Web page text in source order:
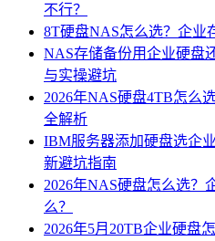
不行？
8T硬盘NAS怎么选？企业
NAS存储备份用企业硬盘
与实操避坑
2026年NAS硬盘4TB怎么
全解析
IBM服务器添加硬盘选企
新避坑指南
2026年NAS硬盘怎么选？
么？
2026年5月20TB企业硬盘